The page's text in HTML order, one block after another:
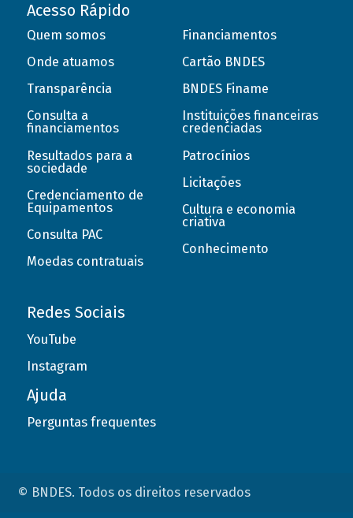
Acesso Rápido
Quem somos
Onde atuamos
Transparência
Consulta a
financiamentos
Resultados para a
sociedade
Credenciamento de
Equipamentos
Consulta PAC
Moedas contratuais
Financiamentos
Cartão BNDES
BNDES Finame
Instituições financeiras
credenciadas
Patrocínios
Licitações
Cultura e economia
criativa
Conhecimento
Redes Sociais
YouTube
Instagram
Ajuda
Perguntas frequentes
© BNDES. Todos os direitos reservados